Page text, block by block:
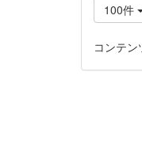
100件
コンテン